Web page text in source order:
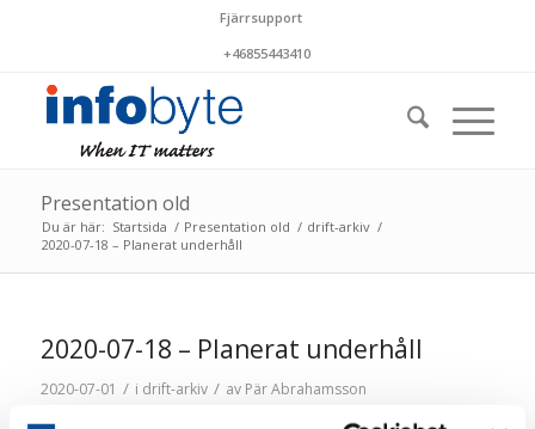
Fjärrsupport
+46855443410
Presentation old
Du är här: Startsida / Presentation old / drift-arkiv /
2020-07-18 – Planerat underhåll
2020-07-18 – Planerat underhåll
2020-07-01 / i drift-arkiv / av Pär Abrahamsson